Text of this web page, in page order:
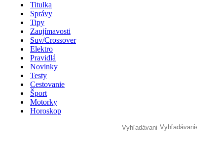
Titulka
Správy
Tipy
Zaujímavosti
Suv/Crossover
Elektro
Pravidlá
Novinky
Testy
Cestovanie
Šport
Motorky
Horoskop